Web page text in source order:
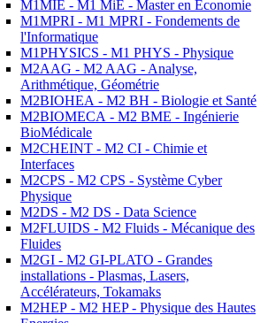
M1MIE - M1 MiE - Master en Economie
M1MPRI - M1 MPRI - Fondements de
l'Informatique
M1PHYSICS - M1 PHYS - Physique
M2AAG - M2 AAG - Analyse,
Arithmétique, Géométrie
M2BIOHEA - M2 BH - Biologie et Santé
M2BIOMECA - M2 BME - Ingénierie
BioMédicale
M2CHEINT - M2 CI - Chimie et
Interfaces
M2CPS - M2 CPS - Système Cyber
Physique
M2DS - M2 DS - Data Science
M2FLUIDS - M2 Fluids - Mécanique des
Fluides
M2GI - M2 GI-PLATO - Grandes
installations - Plasmas, Lasers,
Accélérateurs, Tokamaks
M2HEP - M2 HEP - Physique des Hautes